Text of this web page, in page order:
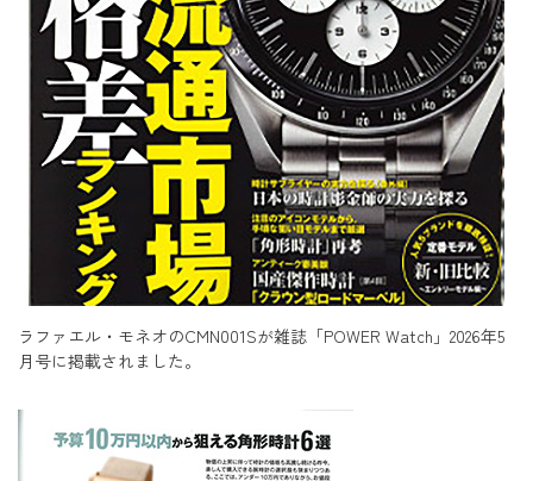
ラファエル・モネオのCMN001Sが雑誌「POWER Watch」2026年5
月号に掲載されました。